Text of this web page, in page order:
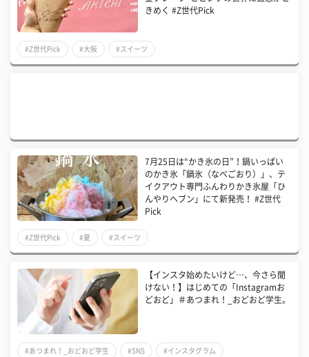
きめく #Z世代Pick
#Z世代Pick #大阪 #スイーツ
7月25日は“かき氷の日”！鍋いっぱい
のかき氷「鍋氷（なべごおり）」、テ
イクアウト専門ふんわりかき氷屋「ひ
んやりヘブン」にて新発売！ #Z世代
Pick
#Z世代Pick #夏 #スイーツ
【インスタ始めたいけど…、今さら聞
けない！】はじめての「Instagramお
どおど」＃あつまれ！_おどおど学生。
#あつまれ！_おどおど学生 #SNS #インスタグラム